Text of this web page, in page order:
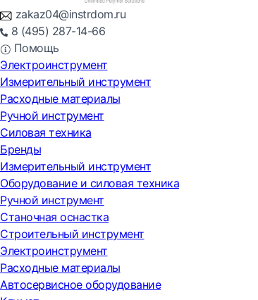
zakaz04@instrdom.ru
8 (495) 287-14-66
Помощь
Электроинструмент
Измерительный инструмент
Расходные материалы
Ручной инструмент
Силовая техника
Бренды
Измерительный инструмент
Оборудование и силовая техника
Ручной инструмент
Станочная оснастка
Строительный инструмент
Электроинструмент
Расходные материалы
Автосервисное оборудование